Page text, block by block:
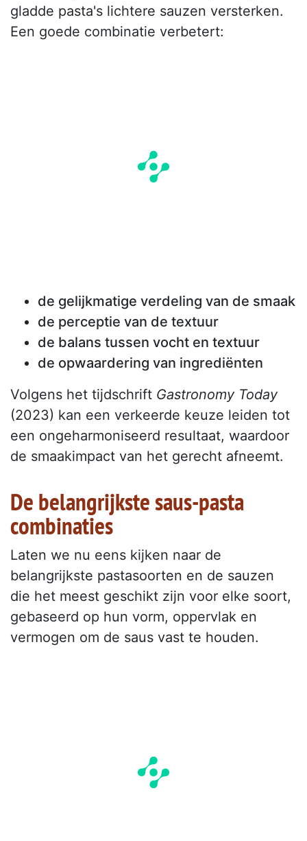
gladde pasta's lichtere sauzen versterken.
Een goede combinatie verbetert:
de gelijkmatige verdeling van de smaak
de perceptie van de textuur
de balans tussen vocht en textuur
de opwaardering van ingrediënten
Volgens het tijdschrift Gastronomy Today
(2023) kan een verkeerde keuze leiden tot
een ongeharmoniseerd resultaat, waardoor
de smaakimpact van het gerecht afneemt.
De belangrijkste saus-pasta
combinaties
Laten we nu eens kijken naar de
belangrijkste pastasoorten en de sauzen
die het meest geschikt zijn voor elke soort,
gebaseerd op hun vorm, oppervlak en
vermogen om de saus vast te houden.